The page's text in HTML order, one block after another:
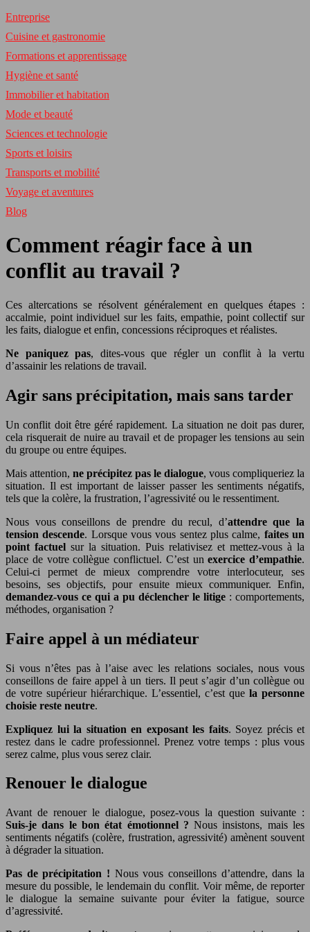
Entreprise
Cuisine et gastronomie
Formations et apprentissage
Hygiène et santé
Immobilier et habitation
Mode et beauté
Sciences et technologie
Sports et loisirs
Transports et mobilité
Voyage et aventures
Blog
Comment réagir face à un
conflit au travail ?
Ces altercations se résolvent généralement en quelques étapes :
accalmie, point individuel sur les faits, empathie, point collectif sur
les faits, dialogue et enfin, concessions réciproques et réalistes.
Ne paniquez pas, dites-vous que régler un conflit à la vertu
d’assainir les relations de travail.
Agir sans précipitation, mais sans tarder
Un conflit doit être géré rapidement. La situation ne doit pas durer,
cela risquerait de nuire au travail et de propager les tensions au sein
du groupe ou entre équipes.
Mais attention, ne précipitez pas le dialogue, vous compliqueriez la
situation. Il est important de laisser passer les sentiments négatifs,
tels que la colère, la frustration, l’agressivité ou le ressentiment.
Nous vous conseillons de prendre du recul, d’attendre que la
tension descende. Lorsque vous vous sentez plus calme, faites un
point factuel sur la situation. Puis relativisez et mettez-vous à la
place de votre collègue conflictuel. C’est unexercice d’empathie.
Celui-ci permet de mieux comprendre votre interlocuteur, ses
besoins, ses objectifs, pour ensuite mieux communiquer. Enfin,
demandez-vous ce qui a pu déclencher le litige : comportements,
méthodes, organisation ?
Faire appel à un médiateur
Si vous n’êtes pas à l’aise avec les relations sociales, nous vous
conseillons de faire appel à un tiers. Il peut s’agir d’un collègue ou
de votre supérieur hiérarchique. L’essentiel, c’est que la personne
choisie reste neutre.
Expliquez lui la situation en exposant les faits. Soyez précis et
restez dans le cadre professionnel. Prenez votre temps : plus vous
serez calme, plus vous serez clair.
Renouer le dialogue
Avant de renouer le dialogue, posez-vous la question suivante :
Suis-je dans le bon état émotionnel ? Nous insistons, mais les
sentiments négatifs (colère, frustration, agressivité) amènent souvent
à dégrader la situation.
Pas de précipitation ! Nous vous conseillons d’attendre, dans la
mesure du possible, le lendemain du conflit. Voir même, de reporter
le dialogue la semaine suivante pour éviter la fatigue, source
d’agressivité.